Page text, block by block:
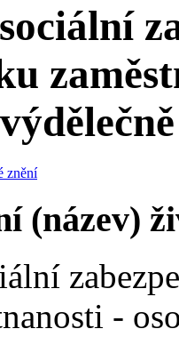
znění
(název)
-